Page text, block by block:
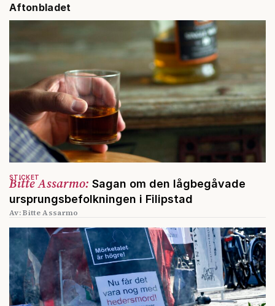
Aftonbladet
Bitte Assarmo: Sagan om den lågbegåvade
ursprungsbefolkningen i Filipstad
STICKET
Av: Bitte Assarmo